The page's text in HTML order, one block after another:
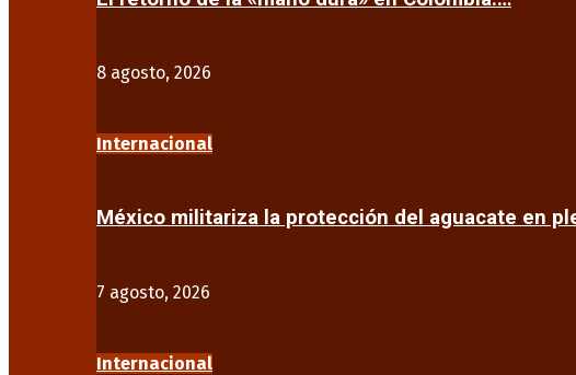
8 agosto, 2026
Internacional
México militariza la protección del aguacate en
7 agosto, 2026
Internacional